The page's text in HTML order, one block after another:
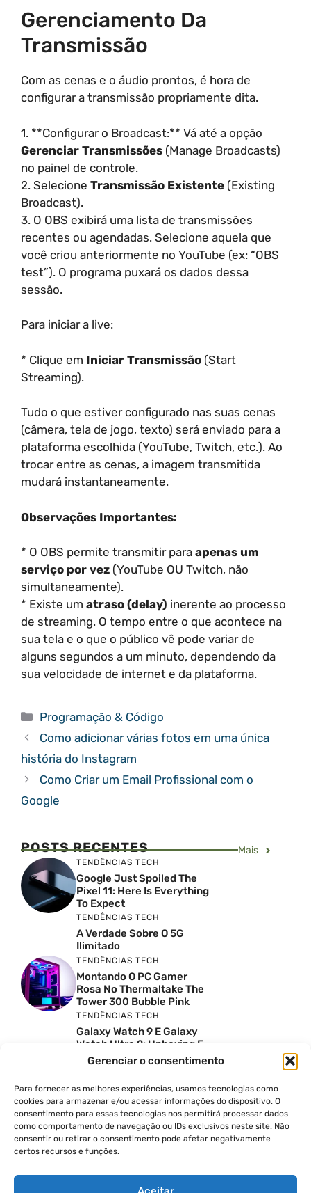
Gerenciar o consentimento
Para fornecer as melhores experiências, usamos tecnologias como
cookies para armazenar e/ou acessar informações do dispositivo. O
consentimento para essas tecnologias nos permitirá processar dados
como comportamento de navegação ou IDs exclusivos neste site. Não
consentir ou retirar o consentimento pode afetar negativamente
certos recursos e funções.
Gerenciamento Da
Transmissão
Com as cenas e o áudio prontos, é hora de
configurar a transmissão propriamente dita.
1. **Configurar o Broadcast:** Vá até a opção
Gerenciar Transmissões (Manage Broadcasts)
no painel de controle.
2. Selecione Transmissão Existente (Existing
Broadcast).
3. O OBS exibirá uma lista de transmissões
recentes ou agendadas. Selecione aquela que
você criou anteriormente no YouTube (ex: “OBS
test”). O programa puxará os dados dessa
sessão.
Para iniciar a live:
* Clique em Iniciar Transmissão (Start
Streaming).
Tudo o que estiver configurado nas suas cenas
(câmera, tela de jogo, texto) será enviado para a
plataforma escolhida (YouTube, Twitch, etc.). Ao
trocar entre as cenas, a imagem transmitida
mudará instantaneamente.
Observações Importantes:
* O OBS permite transmitir para apenas um
serviço por vez (YouTube OU Twitch, não
simultaneamente).
* Existe um atraso (delay) inerente ao processo
de streaming. O tempo entre o que acontece na
sua tela e o que o público vê pode variar de
alguns segundos a um minuto, dependendo da
sua velocidade de internet e da plataforma.
Categorias
Programação & Código
Como adicionar várias fotos em uma única
história do Instagram
Como Criar um Email Profissional com o
Google
POSTS RECENTES Mais
TENDÊNCIAS TECH
Google Just Spoiled The
Pixel 11: Here Is Everything
To Expect
TENDÊNCIAS TECH
A Verdade Sobre O 5G
Ilimitado
TENDÊNCIAS TECH
Montando O PC Gamer
Rosa No Thermaltake The
Tower 300 Bubble Pink
TENDÊNCIAS TECH
Galaxy Watch 9 E Galaxy
Watch Ultra 2: Unboxing E
Preço No Brasil
Reviews Do YouTube Sao
Confiaveis? A Verdade Nao
E Tao Simples
TENDÊNCIAS TECH
Por Que Eu Deveria
Escolher Um Notebook